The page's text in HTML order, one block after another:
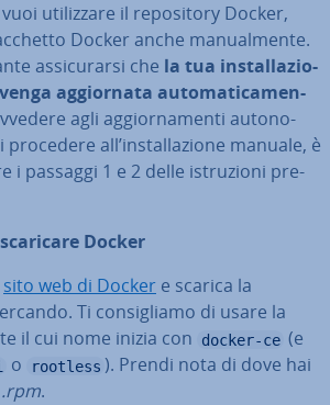
uti­liz­za­re il re­po­si­to­ry Docker,
Docker anche ma­nual­men­te.
as­si­cu­rar­si che la tua in­stal­la­zio­
ag­gior­na­ta au­to­ma­ti­ca­men­
agli ag­gior­na­men­ti au­to­no­
all’in­stal­la­zio­ne manuale, è
i passaggi 1 e 2 delle istru­zio­ni pre­
Docker
sito web di Docker e scarica la
Ti con­si­glia­mo di usare la
il cui nome inizia con
docker-ce (e
o rootless ). Prendi nota di dove hai
.rpm.